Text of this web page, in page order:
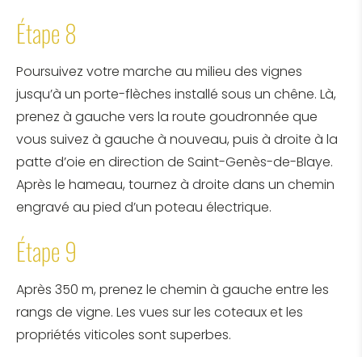
Étape 8
Poursuivez votre marche au milieu des vignes
jusqu’à un porte-flèches installé sous un chêne. Là,
prenez à gauche vers la route goudronnée que
vous suivez à gauche à nouveau, puis à droite à la
patte d’oie en direction de Saint-Genès-de-Blaye.
Après le hameau, tournez à droite dans un chemin
engravé au pied d’un poteau électrique.
Étape 9
Après 350 m, prenez le chemin à gauche entre les
rangs de vigne. Les vues sur les coteaux et les
propriétés viticoles sont superbes.